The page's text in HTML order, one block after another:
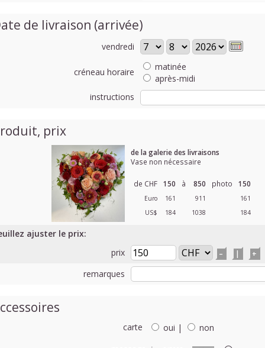
de livraison (arrivée)
vendredi
créneau horaire
matinée
après-midi
instructions
prix
de la galerie des livraisons
Vase non nécessaire
de CHF 150 à 850 photo 150
Euro 161 911
161
US$
184 1038 184
ajuster le prix:
prix
– | +
remarques
carte oui |
non